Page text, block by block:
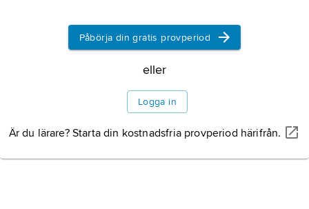
Förkortningen används fortfarande officiellt i
Information om artikeln
Påbörja din gratis provperiod
eller
Logga in
Är du lärare? Starta din kostnadsfria provperiod härifrån.